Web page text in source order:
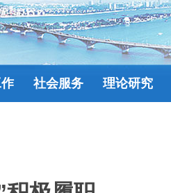
社会服务 理论研究